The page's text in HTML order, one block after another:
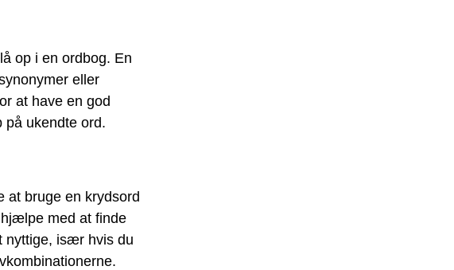
op i en ordbog. En
eller
at have en god
på ukendte ord.
at bruge en krydsord
med at finde
nyttige, især hvis du